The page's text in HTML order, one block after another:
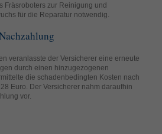
Fräsroboters zur Reinigung und
für die Reparatur notwendig.
veranlasste der Versicherer eine erneute
durch einen hinzugezogenen
die schadenbedingten Kosten nach
Euro. Der Versicherer nahm daraufhin
vor.
Ihre Erfahrung zu verbessern.
können verarbeitet werden (z. B. IP-
Weitere Informationen über die
über alle verwendeten Cookies. Sie
ganzen Kategorien geben oder sich
lassen und so nur bestimmte